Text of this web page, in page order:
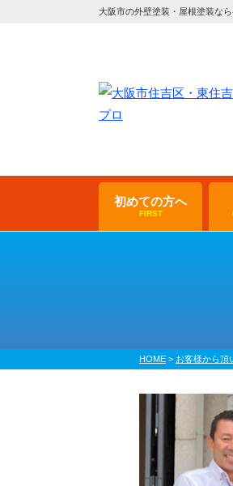
大阪市の外壁塗装・屋根塗装な
初めての方へ
FIRST
HOME > お客様から頂